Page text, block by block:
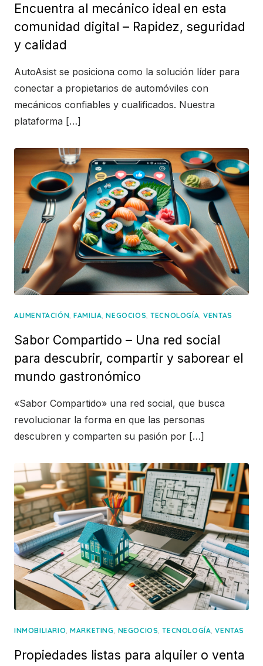
Encuentra al mecánico ideal en esta
comunidad digital – Rapidez, seguridad
y calidad
AutoAsist se posiciona como la solución líder para
conectar a propietarios de automóviles con
mecánicos confiables y cualificados. Nuestra
plataforma […]
ALIMENTACIÓN,FAMILIA,NEGOCIOS,TECNOLOGÍA,VENTAS
Sabor Compartido – Una red social
para descubrir, compartir y saborear el
mundo gastronómico
«Sabor Compartido» una red social, que busca
revolucionar la forma en que las personas
descubren y comparten su pasión por […]
INMOBILIARIO,MARKETING, NEGOCIOS,TECNOLOGÍA,VENTAS
Propiedades listas para alquiler o venta